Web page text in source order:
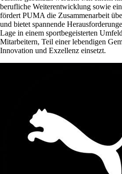
berufliche Weiterentwicklung sowie
fördert PUMA die Zusammenarbeit
und bietet spannende
Lage in einem sportbegeisterten
Mitarbeitern, Teil einer lebendigen
Innovation und Exzellenz einsetzt.